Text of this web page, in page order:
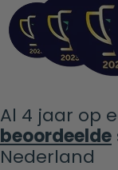
Al 4 jaar op
beoordeelde
Nederland